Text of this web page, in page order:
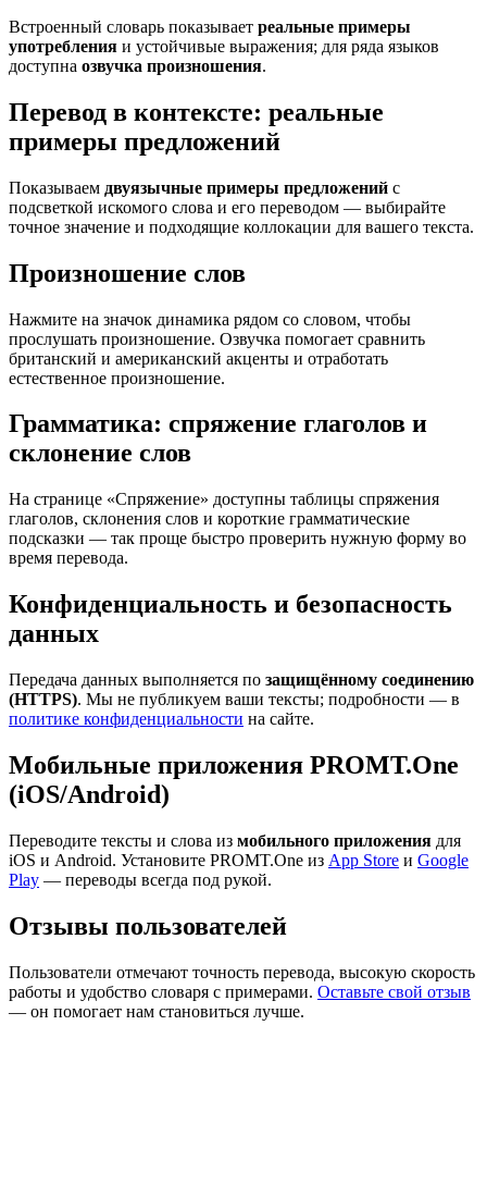
Встроенный словарь показывает реальные примеры
употребления и устойчивые выражения; для ряда языков
доступна озвучка произношения.
Перевод в контексте: реальные
примеры предложений
Показываем двуязычные примеры предложений с
подсветкой искомого слова и его переводом — выбирайте
точное значение и подходящие коллокации для вашего текста.
Произношение слов
Нажмите на значок динамика рядом со словом, чтобы
прослушать произношение. Озвучка помогает сравнить
британский и американский акценты и отработать
естественное произношение.
Грамматика: спряжение глаголов и
склонение слов
На странице «Спряжение» доступны таблицы спряжения
глаголов, склонения слов и короткие грамматические
подсказки — так проще быстро проверить нужную форму во
время перевода.
Конфиденциальность и безопасность
данных
Передача данных выполняется по защищённому соединению
(HTTPS). Мы не публикуем ваши тексты; подробности — в
политике конфиденциальности на сайте.
Мобильные приложения PROMT.One
(iOS/Android)
Переводите тексты и слова из мобильного приложения для
iOS и Android. Установите PROMT.One из App Store и Google
Play — переводы всегда под рукой.
Отзывы пользователей
Пользователи отмечают точность перевода, высокую скорость
работы и удобство словаря с примерами. Оставьте свой отзыв
— он помогает нам становиться лучше.